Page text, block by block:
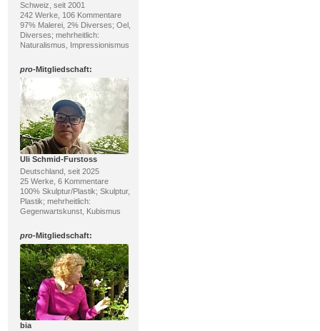
Schweiz, seit 2001
242 Werke, 106 Kommentare
97% Malerei, 2% Diverses; Oel,
Diverses; mehrheitlich:
Naturalismus, Impressionismus
pro-Mitgliedschaft:
Uli Schmid-Furstoss
Deutschland, seit 2025
25 Werke, 6 Kommentare
100% Skulptur/Plastik; Skulptur,
Plastik; mehrheitlich:
Gegenwartskunst, Kubismus
pro-Mitgliedschaft:
bia